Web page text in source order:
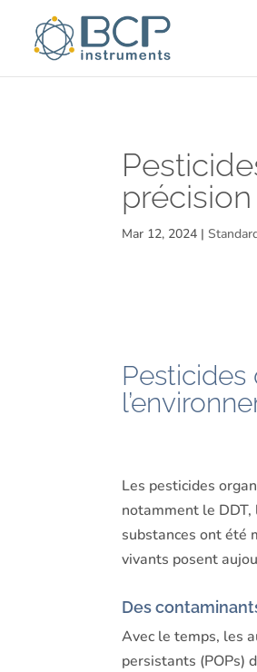
Mar 12, 2024 |
Les pesticides
notamment le DDT,
substances ont été
vivants posent
Des
Avec le temps, les
persistants (POPs)